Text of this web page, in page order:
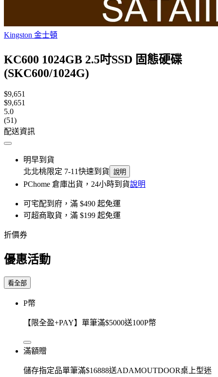
Kingston 金士頓
KC600 1024GB 2.5吋SSD 固態硬碟
(SKC600/1024G)
$9,651
$9,651
5.0
(51)
配送資訊
明早到貨
北北桃限定 7-11快速到貨 說明
PChome 倉庫出貨，24小時到貨說明
可宅配到府，滿 $490 起免運
可超商取貨，滿 $199 起免運
折價券
優惠活動
看全部
P幣
【限全盈+PAY】單筆滿$5000送100P幣
滿額贈
儲存指定品單筆滿$16888送ADAMOUTDOOR桌上型迷